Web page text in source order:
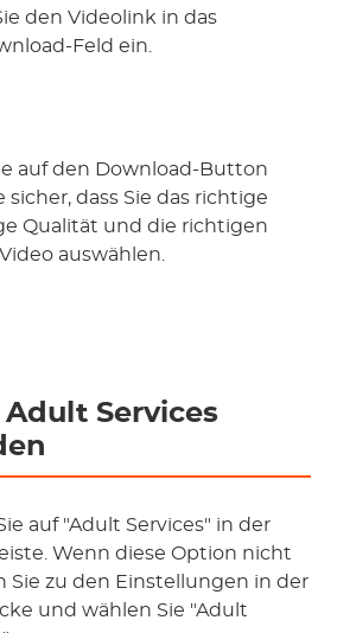
den Videolink in das
Feld ein.
auf den Download-Button
sicher, dass Sie das richtige
Qualität und die richtigen
auswählen.
Services
auf "Adult Services" in der
Wenn diese Option nicht
Sie zu den Einstellungen in der
und wählen Sie "Adult